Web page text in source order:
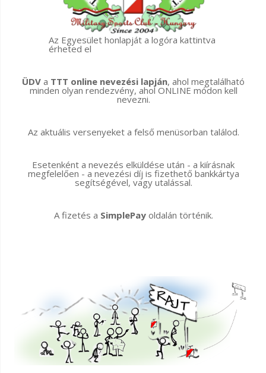
Az Egyesület honlapját a logóra kattintva
érheted el
ÜDV a TTT online nevezési lapján, ahol megtalálható
minden olyan rendezvény, ahol ONLINE módon kell
nevezni.
Az aktuális versenyeket a felső menüsorban találod.
Esetenként a nevezés elküldése után - a kiírásnak
megfelelően - a nevezési díj is fizethető bankkártya
segítségével, vagy utalással.
A fizetés a SimplePayoldalán történik.